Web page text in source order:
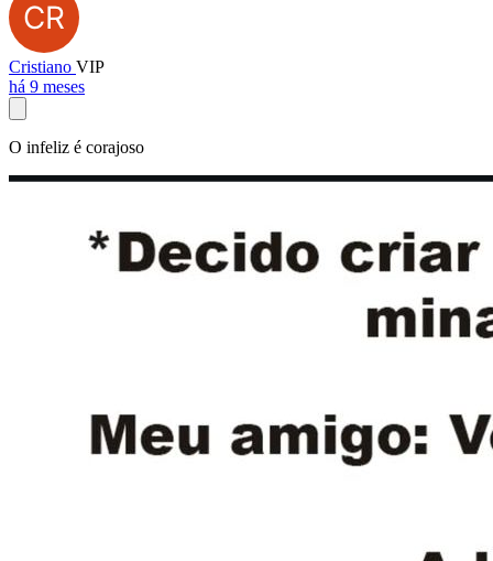
Cristiano VIP
há 9 meses
O infeliz é corajoso